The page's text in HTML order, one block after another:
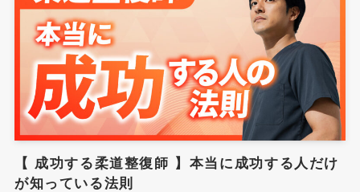
【 成功する柔道整復師 】本当に成功する人だけ
が知っている法則